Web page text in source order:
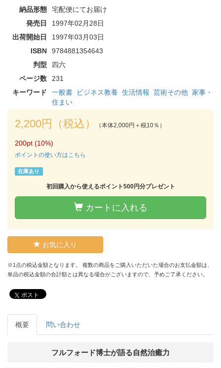
納品形態
宅配便にてお届け
発売日
1997年02月28日
出荷開始日
1997年03月03日
ISBN
9784881354643
判型
四六
ページ数
231
キーワード
一般書 ビジネス教養 生活情報 芸術その他 家事・
住まい
2,200円（税込） （本体2,000円＋税10％）
200pt (10%)
ポイントの使い方はこちら
在庫あり
初回購入から使えるポイント500円分プレゼント
カートに入れる
お気に入り
※1点の税込金額となります。 複数の商品をご購入いただいた場合のお支払金額は、
単品の税込金額の合計額とは異なる場合がございますので、予めご了承ください。
ポスト
概要 問い合わせ
フルフォード博士が語る自然治癒力